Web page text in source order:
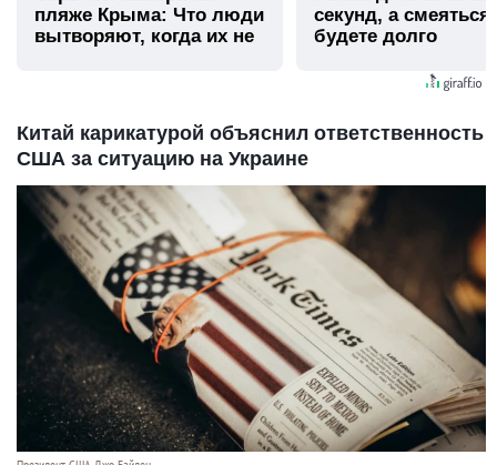
пляже Крыма: Что люди
вытворяют, когда их не
секунд, а
будете долго
Китай карикатурой объяснил ответственность
США за ситуацию на Украине